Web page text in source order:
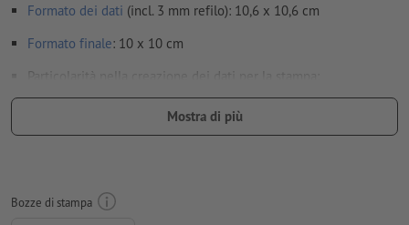
Formato dei dati (incl. 3 mm refilo): 10,6 x 10,6 cm
Formato finale: 10 x 10 cm
Particolarità nella creazione dei dati per la stampa:
per lefinitureoccorre attenersi a indicazioni specifiche
per scoprire come creare i dati per la stampa con finitura
per evitare che il motivo appaia sul lato superiore del
prodotto stampato, tenere conto del
Mostra di più
Bozze di stampa